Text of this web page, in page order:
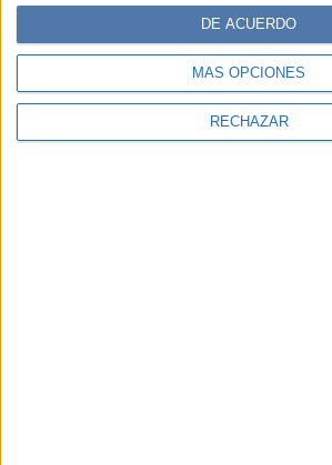
MÁS OPCIONES
RECHAZAR
DE ACUERDO